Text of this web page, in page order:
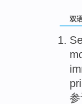
双